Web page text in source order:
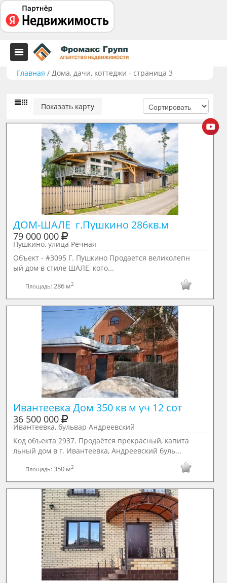
Главная /Дома, дачи, коттеджи - страница 3
Показать карту
ДОМ-ШАЛЕ  г.Пушкино 286кв.м
79 000 000
Пушкино, улица Речная
Объект - #3095 Г. Пушкино Продается великолепн
ый дом в стиле ШАЛЕ, кото...
Площадь: 286 м2
Ивантеевка Дом 350 кв м уч 12 сот
36 500 000
Ивантеевка, бульвар Андреевский
Код объекта 2937. Продаётся прекрасный, капита
льный дом в г. Ивантеевка, Андреевский буль...
Площадь:350 м2